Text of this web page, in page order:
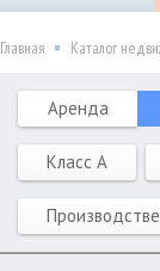
Главная Каталог
Аренда
Класс A